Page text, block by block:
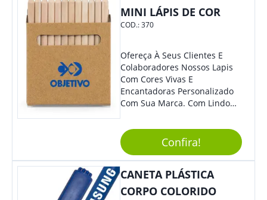
MINI LÁPIS DE COR
COD.:370
Ofereça À Seus Clientes E
Colaboradores Nossos Lapis
Com Cores Vivas E
Encantadoras Personalizado
Com Sua Marca. Com Lindo
Para Diversas Ocasiões.
Perfeito, Não É?!
Confira!
CANETA PLÁSTICA
CORPO COLORIDO